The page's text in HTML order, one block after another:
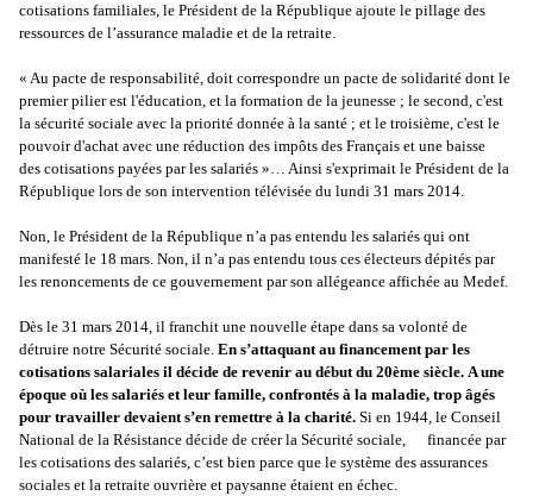
cotisations familiales, le Président de la République ajoute le pillage des
ressources de l’assurance maladie et de la retraite.
« Au pacte de responsabilité, doit correspondre un pacte de solidarité dont le
premier pilier est l'éducation, et la formation de la jeunesse ; le second, c'est
la sécurité sociale avec la priorité donnée à la santé ; et le troisième, c'est le
pouvoir d'achat avec une réduction des impôts des Français et une baisse
des cotisations payées par les salariés »… Ainsi s'exprimait le Président de la
République lors de son intervention télévisée du lundi 31 mars 2014.
Non, le Président de la République n’a pas entendu les salariés qui ont
manifesté le 18 mars. Non, il n’a pas entendu tous ces électeurs dépités par
les renoncements de ce gouvernement par son allégeance affichée au Medef.
Dès le 31 mars 2014, il franchit une nouvelle étape dans sa volonté de
détruire notre Sécurité sociale. En s’attaquant au financement par les
cotisations salariales il décide de revenir au début du 20ème siècle. A une
époque où les salariés et leur famille, confrontés à la maladie, trop âgés
pour travailler devaient s’en remettre à la charité. Si en 1944, le Conseil
National de la Résistance décide de créer la Sécurité sociale, financée par
les cotisations des salariés, c’est bien parce que le système des assurances
sociales et la retraite ouvrière et paysanne étaient en échec.